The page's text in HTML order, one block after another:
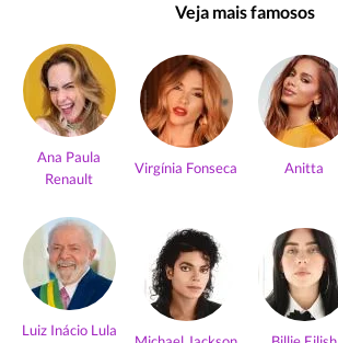
Veja mais famosos
Ana Paula
Renault
Virgínia Fonseca Anitta
Luiz Inácio Lula